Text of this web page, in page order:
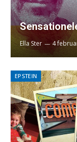
Ella Ster 4
EPSTEIN